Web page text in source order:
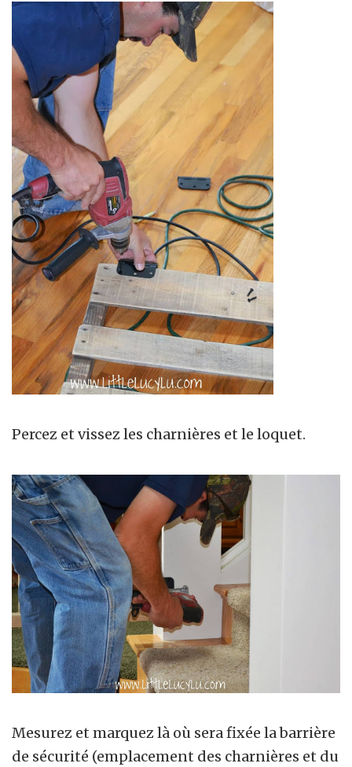
Percez et vissez les charnières et le loquet.
Mesurez et marquez là où sera fixée la barrière
de sécurité (emplacement des charnières et du